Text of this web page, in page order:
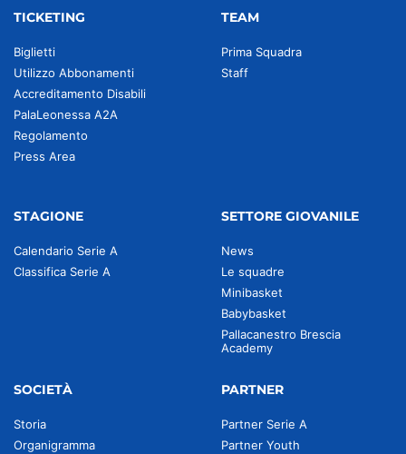
TICKETING
Biglietti
Utilizzo Abbonamenti
Accreditamento Disabili
PalaLeonessa A2A
Regolamento
Press Area
TEAM
Prima Squadra
Staff
STAGIONE
Calendario Serie A
Classifica Serie A
SETTORE GIOVANILE
News
Le squadre
Minibasket
Babybasket
Pallacanestro Brescia
Academy
SOCIETÀ
Storia
Organigramma
PARTNER
Partner Serie A
Partner Youth